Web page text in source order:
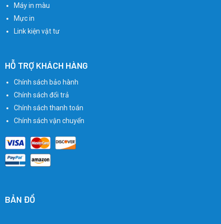
Máy in màu
Mực in
Link kiện vật tư
HỖ TRỢ KHÁCH HÀNG
Chính sách bảo hành
Chính sách đổi trả
Chính sách thanh toán
Chính sách vận chuyển
BẢN ĐỒ